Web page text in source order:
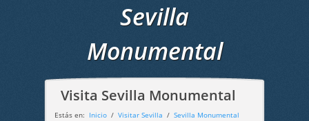
Sevilla
Monumental
Visita Sevilla Monumental
Estás en: Inicio / Visitar Sevilla / Sevilla Monumental